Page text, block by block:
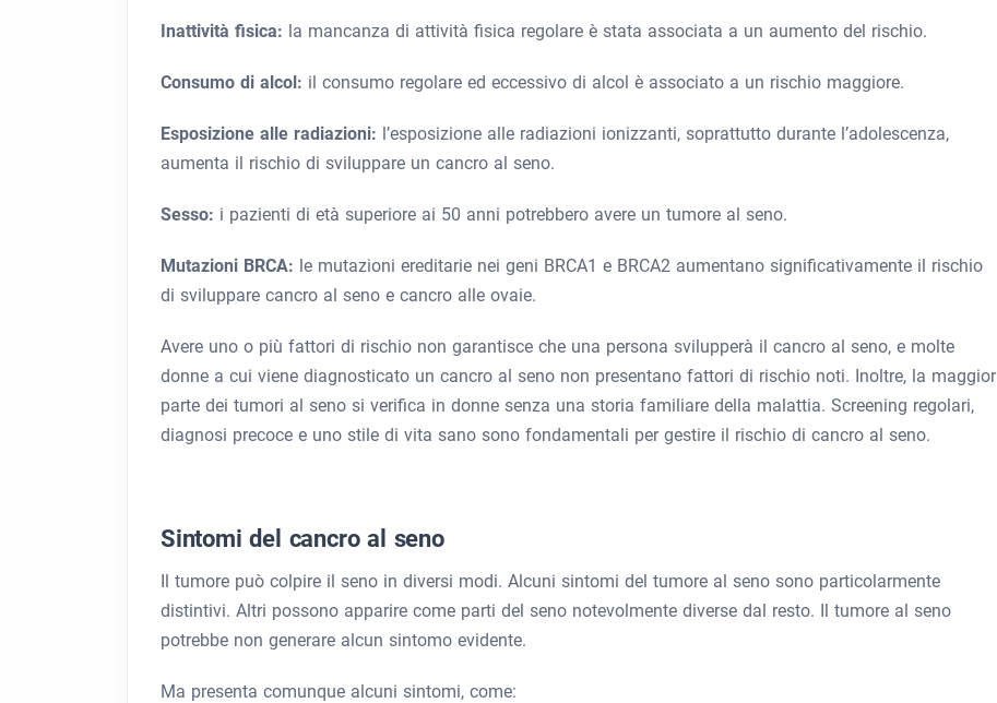
Inattività fisica: la mancanza di attività fisica regolare è stata associata a un aumento del rischio.
Consumo di alcol: il consumo regolare ed eccessivo di alcol è associato a un rischio maggiore.
Esposizione alle radiazioni: l’esposizione alle radiazioni ionizzanti, soprattutto durante l’adolescenza,
aumenta il rischio di sviluppare un cancro al seno.
Sesso: i pazienti di età superiore ai 50 anni potrebbero avere un tumore al seno.
Mutazioni BRCA: le mutazioni ereditarie nei geni BRCA1 e BRCA2 aumentano significativamente il rischio
di sviluppare cancro al seno e cancro alle ovaie.
Avere uno o più fattori di rischio non garantisce che una persona svilupperà il cancro al seno, e molte
donne a cui viene diagnosticato un cancro al seno non presentano fattori di rischio noti. Inoltre, la maggior
parte dei tumori al seno si verifica in donne senza una storia familiare della malattia. Screening regolari,
diagnosi precoce e uno stile di vita sano sono fondamentali per gestire il rischio di cancro al seno.
Sintomi del cancro al seno
Il tumore può colpire il seno in diversi modi. Alcuni sintomi del tumore al seno sono particolarmente
distintivi. Altri possono apparire come parti del seno notevolmente diverse dal resto. Il tumore al seno
potrebbe non generare alcun sintomo evidente.
Ma presenta comunque alcuni sintomi, come: